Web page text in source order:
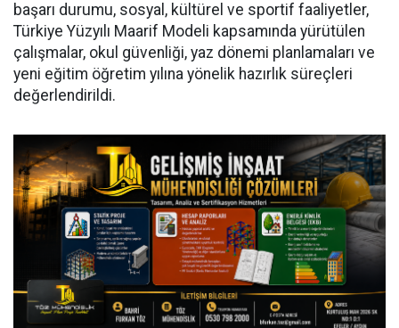
başarı durumu, sosyal, kültürel ve sportif faaliyetler,
Türkiye Yüzyılı Maarif Modeli kapsamında yürütülen
çalışmalar, okul güvenliği, yaz dönemi planlamaları ve
yeni eğitim öğretim yılına yönelik hazırlık süreçleri
değerlendirildi.